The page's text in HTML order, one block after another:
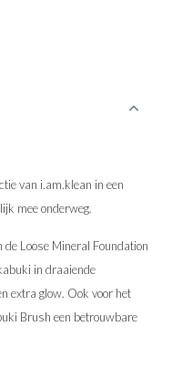
van i.am.klean in een
mee onderweg.
Loose Mineral Foundation
in draaiende
extra glow. Ook voor het
Brush een betrouwbare